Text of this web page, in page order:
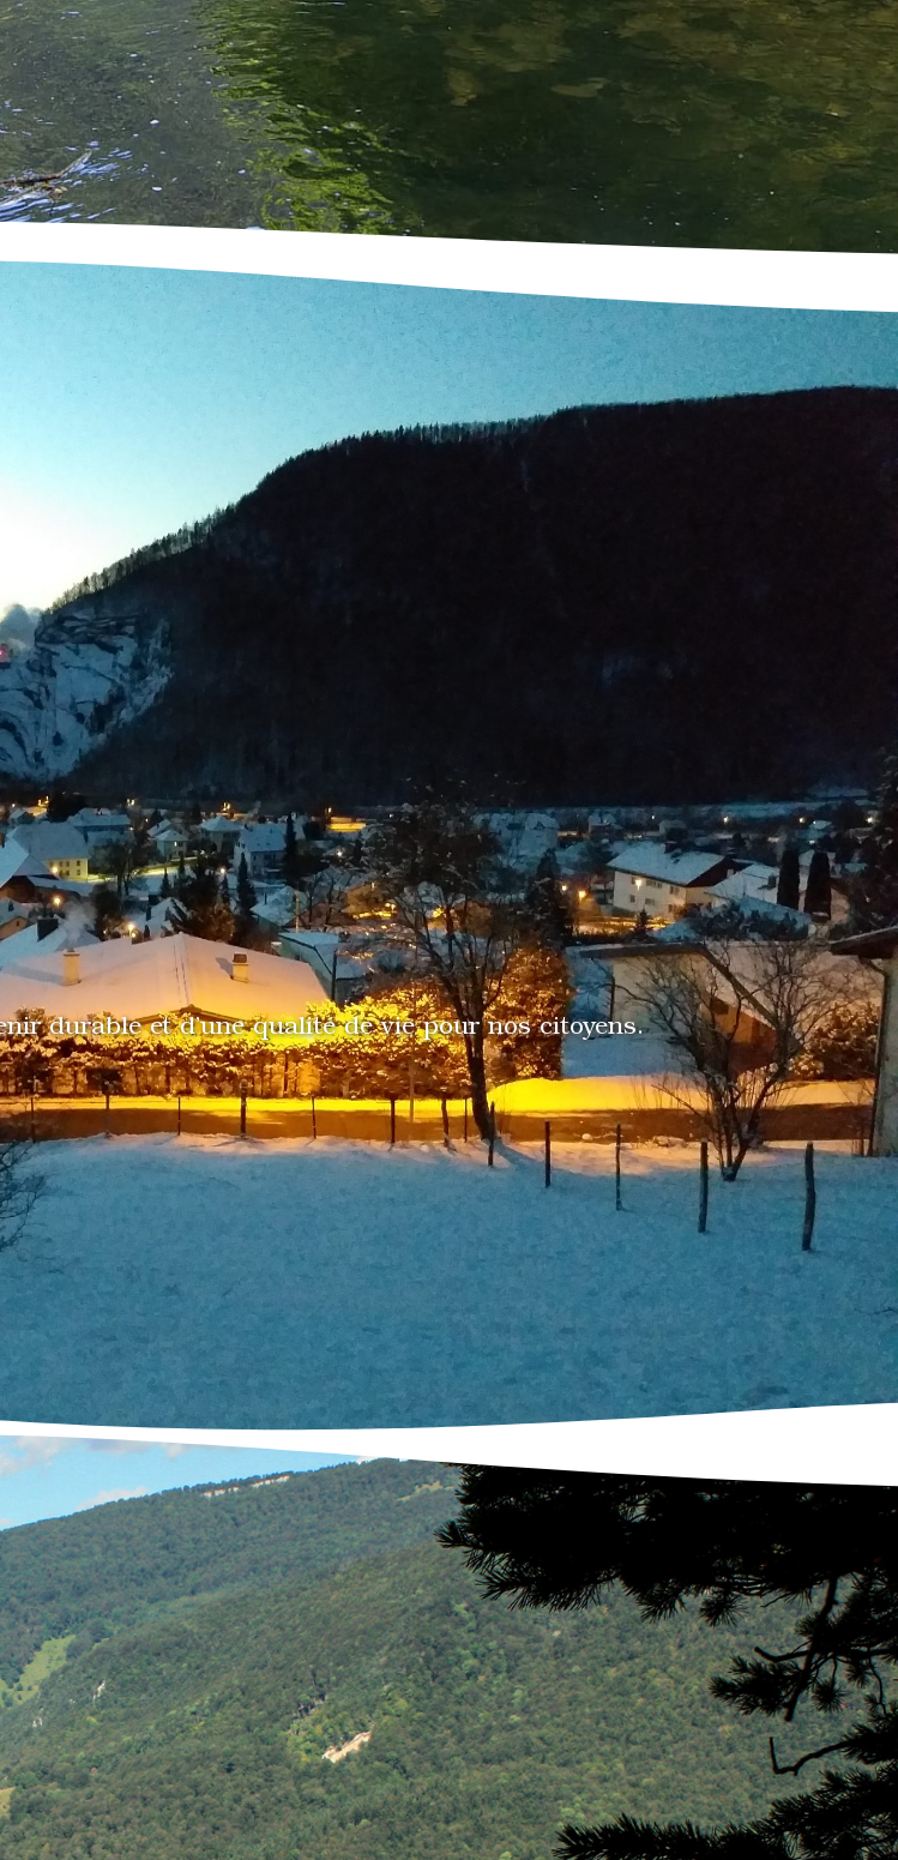
durable et d’une qualité de vie pour nos citoyens.